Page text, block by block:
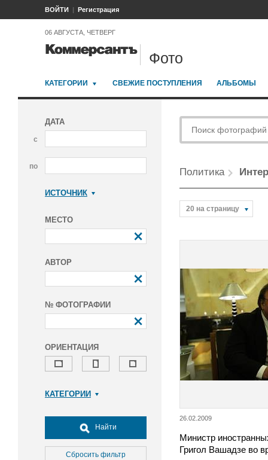
ВОЙТИ Регистрация
06 АВГУСТА, ЧЕТВЕРГ
Фото
КАТЕГОРИИ СВЕЖИЕ ПОСТУПЛЕНИЯ АЛЬБОМЫ
ДАТА
с
по
ИСТОЧНИК
МЕСТО
АВТОР
№ ФОТОГРАФИИ
ОРИЕНТАЦИЯ
КАТЕГОРИИ
Досуг, туризм и отдых
Культура
Медицина
Найти
Сбросить фильтр
Политика
20 на страницу
26.02.2009
Министр
Григол Вашадзе во